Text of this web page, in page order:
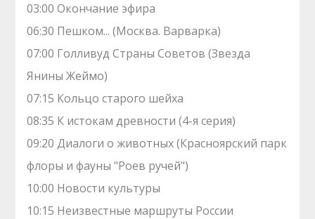
03:00 Окончание эфира
06:30 Пешком... (Москва. Варварка)
07:00 Голливуд Страны Советов (Звезда
Янины Жеймо)
07:15 Кольцо старого шейха
08:35 К истокам древности (4-я серия)
09:20 Диалоги о животных (Красноярский парк
флоры и фауны "Роев ручей")
10:00 Новости культуры
10:15 Неизвестные маршруты России